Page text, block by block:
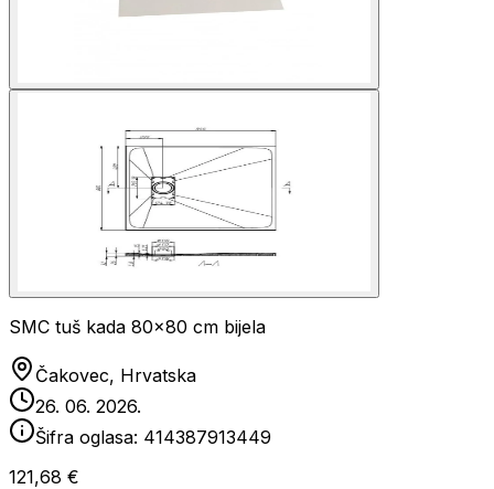
SMC tuš kada 80x80 cm bijela
Čakovec, Hrvatska
26. 06. 2026.
Šifra oglasa: 414387913449
121,68 €